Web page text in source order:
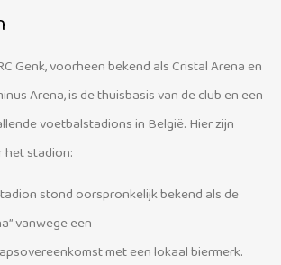
Genk, voorheen bekend als Cristal Arena en
Arena, is de thuisbasis van de club en een
voetbalstadions in België. Hier zijn
het stadion:
stond oorspronkelijk bekend als de
vanwege een
met een lokaal biermerk.